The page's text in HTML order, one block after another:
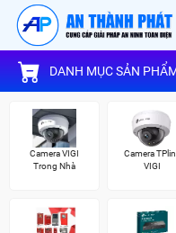
DANH MỤC SẢN
Camera VIGI
Trong Nhà
Camera
VIGI